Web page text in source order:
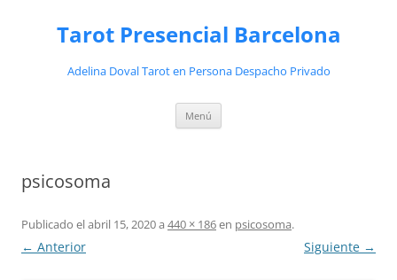
contenidoTarot Presencial Barcelona
Adelina Doval Tarot en Persona Despacho Privado
Menú
psicosoma
Publicado elabril 15, 2020a 440 × 186en psicosoma.
← Anterior Siguiente →